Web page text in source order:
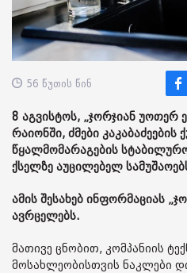
56 წუთის წინ
8 აგვისტოს, „ჯორჯიან უოთერ
რაიონში, ძმები კაკაბაძეების
წყალმომარაგების
ქსელზე აუცილებელ
ამის შესახებ ინფორმაციას
ავრცელებს.
მათივე ცნობით, კომპანიის
მოსახლეობისთვის ნაკლები